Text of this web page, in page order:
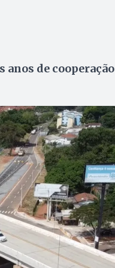
anos de cooperação